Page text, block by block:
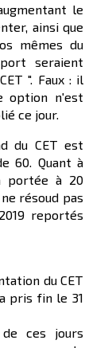
le
ainsi que
mêmes du
seraient
". Faux : il
option n'est
ce jour.
du CET est
60. Quant à
portée à 20
résoud pas
reportés
du CET
pris fin le 31
ces jours